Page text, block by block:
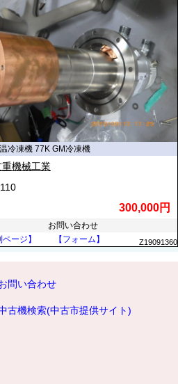
冷凍機 77K GM冷凍機
重機械工業
300,000円
お問い合わせ
ページ】
【フォーム】 Z19091360
問い合わせ
古機検索(中古市提供サイト)